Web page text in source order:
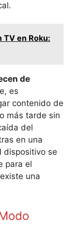
TV en Roku:
de
es
contenido de
más tarde sin
del
en una
dispositivo se
para el
una